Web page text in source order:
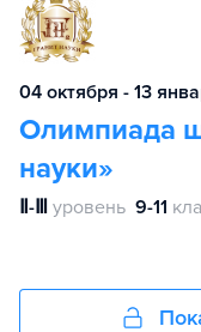
04 октября - 13
Олимпиада
науки»
Ⅱ-Ⅲ уровень 9-11